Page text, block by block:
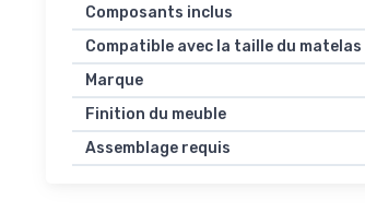
Composants inclus
Compatible avec la taille du matelas
Marque
Finition du meuble
Assemblage requis